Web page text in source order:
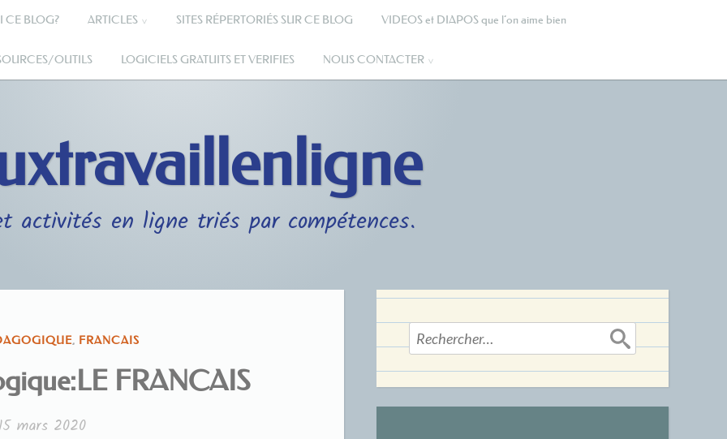
CE BLOG? ARTICLES SITES RÉPERTORIÉS SUR CE BLOG VIDEOS et DIAPOS que l’on aime bien
OUTILS LOGICIELS GRATUITS ET VERIFIES NOUS CONTACTER
activités en ligne triés par compétences.
, FRANCAIS
FRANCAIS
mars 2020
Rechercher :